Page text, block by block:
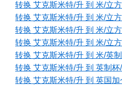
转换 艾克斯米特/升 到 米/立
转换 艾克斯米特/升 到 米/立
转换 艾克斯米特/升 到 米/立
转换 艾克斯米特/升 到 米/立
转换 艾克斯米特/升 到 米/英
转换 艾克斯米特/升 到 英制杯
转换 艾克斯米特/升 到 英国加